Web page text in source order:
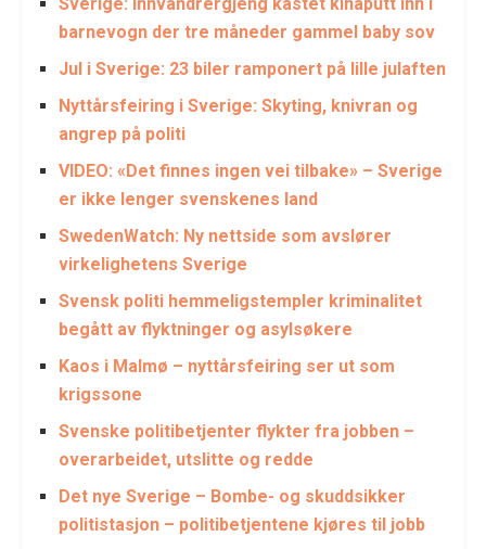
barnevogn der tre måneder gammel baby sov
Jul i Sverige: 23 biler ramponert på lille julaften
Nyttårsfeiring i Sverige: Skyting, knivran og
angrep på politi
VIDEO: «Det finnes ingen vei tilbake» – Sverige
er ikke lenger svenskenes land
SwedenWatch: Ny nettside som avslører
virkelighetens Sverige
Svensk politi hemmeligstempler kriminalitet
begått av flyktninger og asylsøkere
Kaos i Malmø – nyttårsfeiring ser ut som
krigssone
Svenske politibetjenter flykter fra jobben –
overarbeidet, utslitte og redde
Det nye Sverige – Bombe- og skuddsikker
politistasjon – politibetjentene kjøres til jobb